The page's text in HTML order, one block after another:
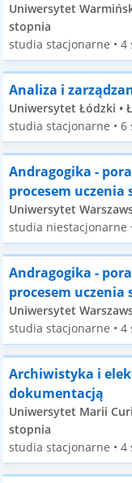
Uniwersytet
stopnia
studia stacjonarne • 4
Analiza i
Uniwersytet Łódzki •
studia stacjonarne • 6
Andragogika -
procesem uczenia
Uniwersytet
studia niestacjonarne
Andragogika -
procesem uczenia
Uniwersytet
studia stacjonarne • 4
Archiwistyka i
dokumentacją
Uniwersytet Marii
stopnia
studia stacjonarne • 4